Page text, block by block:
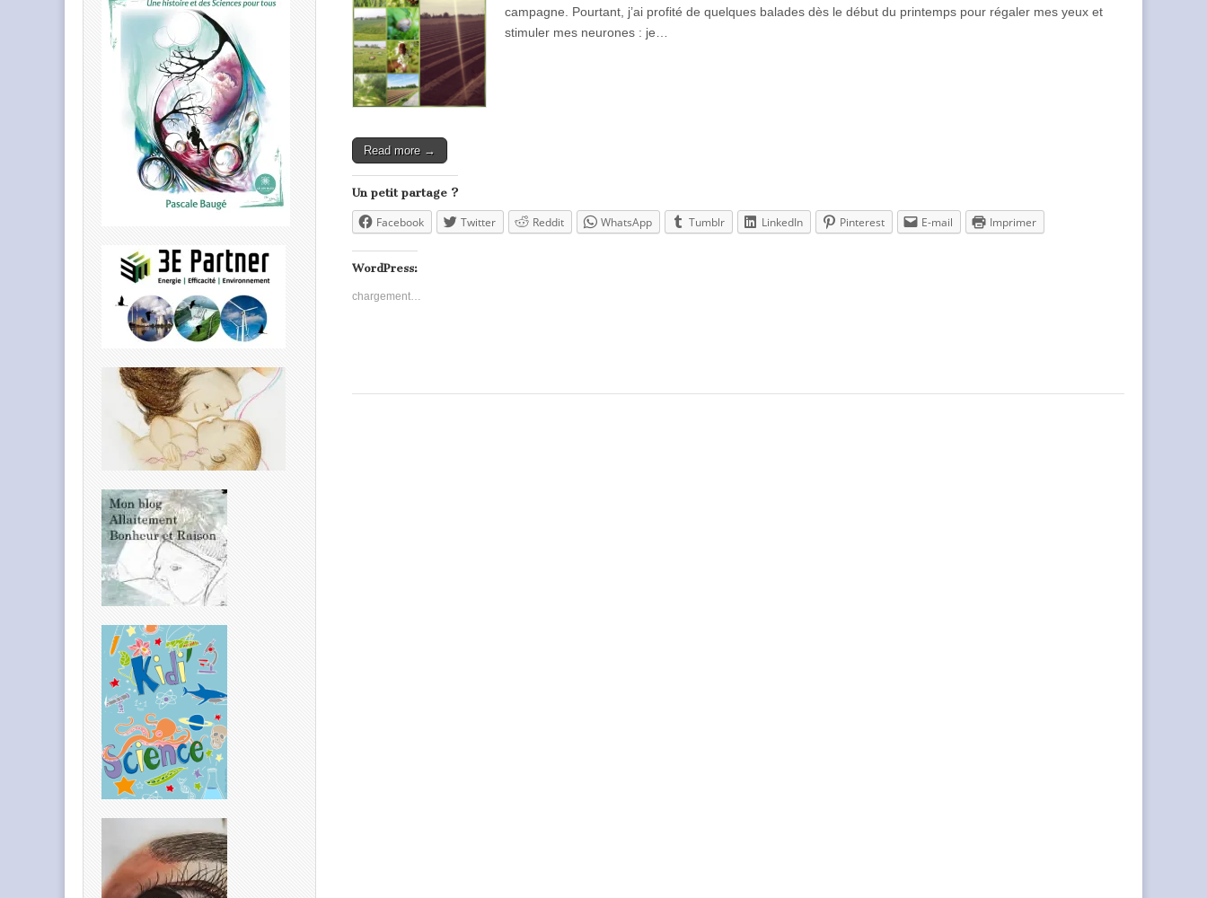
campagne. Pourtant, j’ai profité de quelques balades dès le début du printemps pour régaler mes yeux et
stimuler mes neurones : je…
Read more →
Un petit partage ?
Facebook Twitter Reddit WhatsApp Tumblr LinkedIn Pinterest E-mail Imprimer
WordPress:
chargement…